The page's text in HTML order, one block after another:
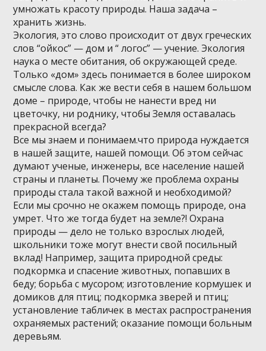
умножать красоту природы. Наша задача –
хранить жизнь.
Экология, это слово происходит от двух греческих
слов “ойкос” — дом и “ логос” — учение. Экология
наука о месте обитания, об окружающей среде.
Только «дом» здесь понимается в более широком
смысле слова. Как же вести себя в нашем большом
доме – природе, чтобы не нанести вред ни
цветочку, ни роднику, чтобы Земля оставалась
прекрасной всегда?
Все мы знаем и понимаем.что природа нуждается
в нашей защите, нашей помощи. Об этом сейчас
думают ученые, инженеры, все население нашей
страны и планеты. Почему же проблема охраны
природы стала такой важной и необходимой?
Если мы срочно не окажем помощь природе, она
умрет. Что же тогда будет на земле?! Охрана
природы — дело не только взрослых людей,
школьники тоже могут внести свой посильный
вклад! Например, защита природной среды:
подкормка и спасение животных, попавших в
беду; борьба с мусором; изготовление кормушек и
домиков для птиц; подкормка зверей и птиц;
установление табличек в местах распространения
охраняемых растений; оказание помощи больным
деревьям.